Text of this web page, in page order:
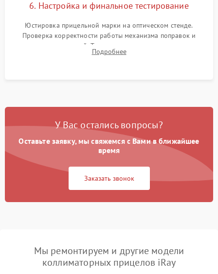
6. Настройка и финальное тестирование
Юстировка прицельной марки на оптическом стенде.
Проверка корректности работы механизма поправок и
отсутствия искажений. Тестирование прицела на ударном
стенде для подтверждения устойчивости к отдаче оружия и
Подробнее
У Вас остались вопросы?
Оставьте заявку, мы свяжемся с Вами в ближайшее
время
Заказать звонок
Мы ремонтируем и другие модели
коллиматорных прицелов iRay